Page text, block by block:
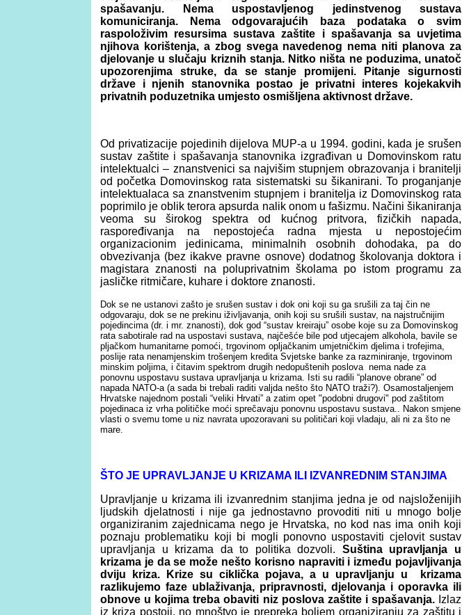
spašavanju. Nema uspostavljenog jedinstvenog sustava
komuniciranja. Nema odgovarajućih baza podataka o svim
raspoloživim resursima sustava zaštite i spašavanja sa uvjetima
njihova korištenja, a zbog svega navedenog nema niti planova za
djelovanje u slučaju kriznih stanja. Nitko ništa ne poduzima, unatoč
upozorenjima struke, da se stanje promijeni. Pitanje sigurnosti
države i njenih stanovnika postao je privatni interes kojekakvih
privatnih poduzetnika umjesto osmišljena aktivnost države.
Od privatizacije pojedinih dijelova MUP-a u 1994. godini, kada je srušen
sustav zaštite i spašavanja stanovnika izgrađivan u Domovinskom ratu
intelektualci – znanstvenici sa najvišim stupnjem obrazovanja i branitelji
od početka Domovinskog rata sistematski su šikanirani. To proganjanje
intelektualaca sa znanstvenim stupnjem i branitelja iz Domovinskog rata
poprimilo je oblik terora apsurda nalik onom u fašizmu. Načini šikaniranja
veoma su širokog spektra od kućnog pritvora, fizičkih napada,
raspoređivanja na nepostojeća radna mjesta u nepostojećim
organizacionim jedinicama, minimalnih osobnih dohodaka, pa do
obvezivanja (bez ikakve pravne osnove) dodatnog školovanja doktora i
magistara znanosti na poluprivatnim školama po istom programu za
jasličke ritmičare, kuhare i doktore znanosti.
Dok se ne ustanovi zašto je srušen sustav i dok oni koji su ga srušili za taj čin ne
odgovaraju, dok se ne prekinu iživljavanja, onih koji su srušili sustav, na najstručnijim
pojedincima (dr. i mr. znanosti), dok god “sustav kreiraju” osobe koje su za Domovinskog
rata sabotirale rad na uspostavi sustava, najčešće bile pod utjecajem alkohola, bavile se
pljačkom humanitarne pomoći, trgovinom opljačkanim umjetničkim djelima i trofejima,
poslije rata nenamjenskim trošenjem kredita Svjetske banke za razminiranje, trgovinom
minskim poljima, i čitavim spektrom drugih nedopuštenih poslova nema nade za
ponovnu uspostavu sustava upravljanja u krizama. Isti su radili “planove obrane” od
napada NATO-a (a sada bi trebali raditi valjda nešto što NATO traži?). Osamostaljenjem
Hrvatske najednom postali “veliki Hrvati” a zatim opet "podobni drugovi" pod zaštitom
pojedinaca iz vrha političke moći sprečavaju ponovnu uspostavu sustava.. Nakon smjene
vlasti o svemu tome u niz navrata upozoravani su političari koji vladaju, ali ni za što ne
mare.
ŠTO JE UPRAVLJANJE U KRIZAMA ILI IZVANREDNIM STANJIMA
Upravljanje u krizama ili izvanrednim stanjima jedna je od najsloženijih
ljudskih djelatnosti i nije ga jednostavno provoditi niti u mnogo bolje
organiziranim zajednicama nego je Hrvatska, no kod nas ima onih koji
poznaju problematiku koji bi mogli ponovno uspostaviti cjelovit sustav
upravljanja u krizama da to politika dozvoli. Suština upravljanja u
krizama je da se može nešto korisno napraviti i između pojavljivanja
dviju kriza. Krize su ciklička pojava, a u upravljanju u krizama
razlikujemo faze ublaživanja, pripravnosti, djelovanja i oporavka ili
obnove u kojima treba obaviti niz poslova zaštite i spašavanja.Izlaz
iz kriza postoji, no mnoštvo je prepreka boljem organiziranju za zaštitu i